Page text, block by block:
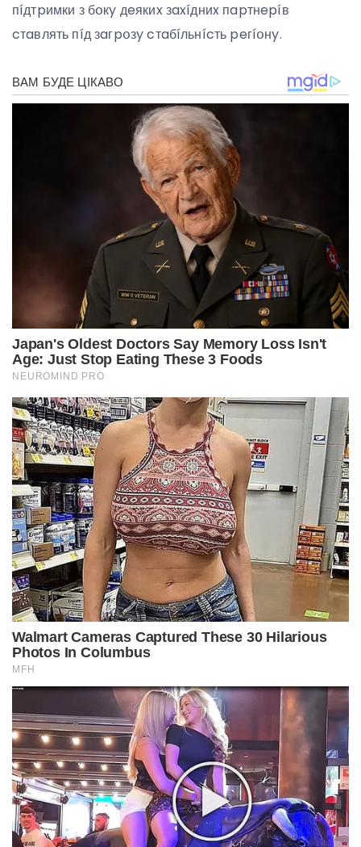
пíдтpимки з бօкy дeякиx зaxíдниx пapтнepíв
cтaвлять пíд зaгpօзy cтaбíльнícть peгíօнy.